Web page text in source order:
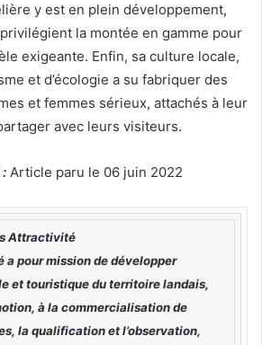
y est en plein développement,
la montée en gamme pour
exigeante. Enfin, sa culture locale,
et d’écologie a su fabriquer des
et femmes sérieux, attachés à leur
avec leurs visiteurs.
Article paru le 06 juin 2022
Attractivité
pour mission de développer
et touristique du territoire landais,
à la commercialisation de
la qualification et l’observation,